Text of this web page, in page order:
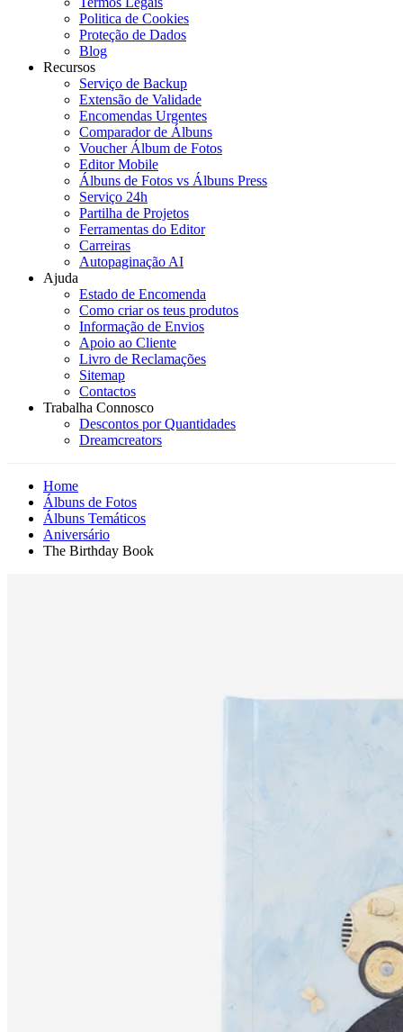
Politica de Cookies
Proteção de Dados
Blog
Recursos
Serviço de Backup
Extensão de Validade
Encomendas Urgentes
Comparador de Álbuns
Voucher Álbum de Fotos
Editor Mobile
Álbuns de Fotos vs Álbuns Press
Serviço 24h
Partilha de Projetos
Ferramentas do Editor
Carreiras
Autopaginação AI
Ajuda
Estado de Encomenda
Como criar os teus produtos
Informação de Envios
Apoio ao Cliente
Livro de Reclamações
Sitemap
Contactos
Trabalha Connosco
Descontos por Quantidades
Dreamcreators
Home
Álbuns de Fotos
Álbuns Temáticos
Aniversário
The Birthday Book